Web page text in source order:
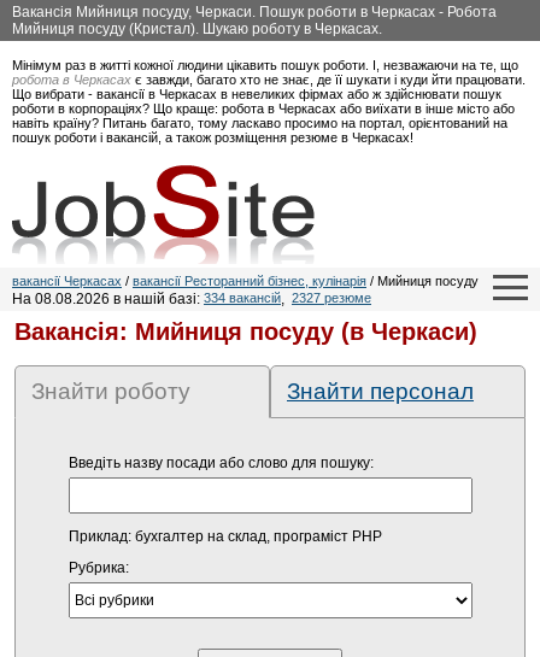
Вакансія Мийниця посуду, Черкаси. Пошук роботи в Черкасах - Робота
Мийниця посуду (Кристал). Шукаю роботу в Черкасах.
Мінімум раз в житті кожної людини цікавить пошук роботи. І, незважаючи на те, що
робота в Черкасах є завжди, багато хто не знає, де її шукати і куди йти працювати.
Що вибрати - вакансії в Черкасах в невеликих фірмах або ж здійснювати пошук
роботи в корпораціях? Що краще: робота в Черкасах або виїхати в інше місто або
навіть країну? Питань багато, тому ласкаво просимо на портал, орієнтований на
пошук роботи і вакансій, а також розміщення резюме в Черкасах!
вакансії Черкасах / вакансії Ресторанний бізнес, кулінарія / Мийниця посуду
На 08.08.2026 в нашій базі: 334 вакансій, 2327 резюме
Вакансія: Мийниця посуду (в Черкаси)
Знайти роботу Знайти персонал
Введіть назву посади або слово для пошуку:
Приклад: бухгалтер на склад, програміст PHP
Рубрика: